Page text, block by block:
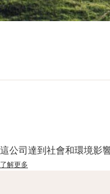
這公司達到社會和環境影
了解更多